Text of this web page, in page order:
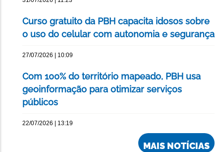
Curso gratuito da PBH capacita idosos sobre
o uso do celular com autonomia e segurança
27/07/2026 | 10:09
Com 100% do território mapeado, PBH usa
geoinformação para otimizar serviços
públicos
22/07/2026 | 13:19
MAIS NOTÍCIAS